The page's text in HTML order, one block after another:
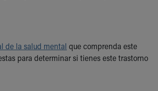
de la salud mental que comprenda este
para determinar si tienes este trastorno